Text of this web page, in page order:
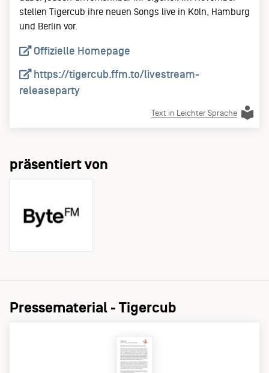
stellen Tigercub ihre neuen Songs live in Köln, Hamburg
und Berlin vor.
Offizielle Homepage
https://tigercub.ffm.to/livestream-
releaseparty
Text in Leichter Sprache
präsentiert von
Pressematerial - Tigercub